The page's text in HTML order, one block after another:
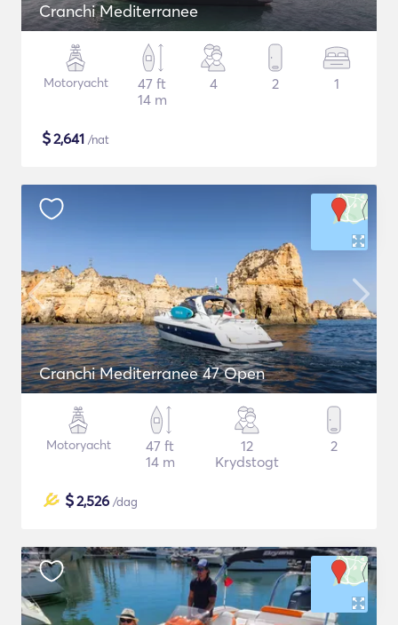
Cranchi Mediterranee
Motoryacht
47 ft
14 m
4 2 1
$2,641 /nat
Cranchi Mediterranee 47 Open
Motoryacht
47 ft
14 m
12
Krydstogt
2
$2,526 /dag